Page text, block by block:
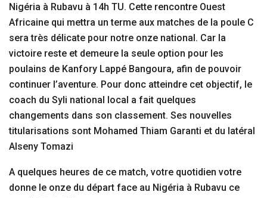
Nigéria à Rubavu à 14h TU. Cette rencontre Ouest
Africaine qui mettra un terme aux matches de la poule C
sera très délicate pour notre onze national. Car la
victoire reste et demeure la seule option pour les
poulains de Kanfory Lappé Bangoura, afin de pouvoir
continuer l’aventure. Pour donc atteindre cet objectif, le
coach du Syli national local a fait quelques
changements dans son classement. Ses nouvelles
titularisations sont Mohamed Thiam Garanti et du latéral
Alseny Tomazi
A quelques heures de ce match, votre quotidien votre
donne le onze du départ face au Nigéria à Rubavu ce